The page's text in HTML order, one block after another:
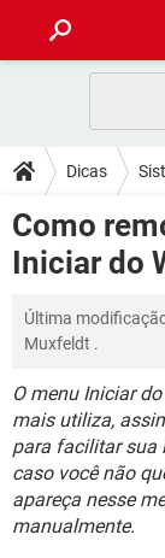
CELULAR
OUTLOOK
INSTAGRAM
DICAS
JOGOS
CELULAR
INSTAGRAM
DOWNLOADS
JOGOS
OUTLOOK
INSTAGRAM
GUIA DE COMPRAS
FÓRUM
JOGOS
OUTLOOK
INSTAGRAM
GUIA DE COMPRAS
GLOSSÁRIO
JOGOS
CELULAR
OUTLOOK
INSTAGRAM
Dicas
Windows 10
Como
Iniciar do
Última
Muxfeldt .
O menu Iniciar
mais utiliza,
para facilitar sua
caso você não
apareça nesse
manualmente.